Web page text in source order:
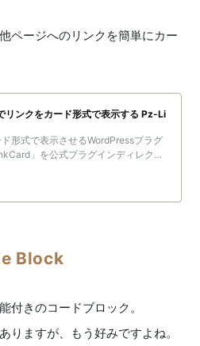
ページへのリンクを簡単にカー
ンクをカード形式で表示する Pz-Li
ド形式で表示させるWordPressプラグ
」を公式プラグインディレクト
Block
付きのコードブロック。
りますが、もう好みですよね。